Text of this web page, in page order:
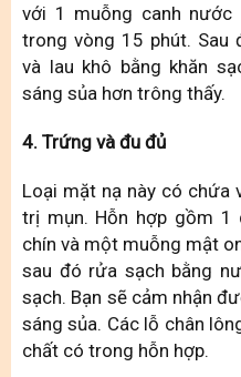
với 1 muỗng canh nước
trong vòng 15 phút. Sau
và lau khô bằng khăn
sáng sủa hơn trông thấy.
4. Trứng và đu đủ
Loại mặt nạ này có chứa
trị mụn. Hỗn hợp gồm
chín và một muỗng mật
sau đó rửa sạch bằng
sạch. Bạn sẽ cảm nhận
sáng sủa. Các lỗ chân
chất có trong hỗn hợp.